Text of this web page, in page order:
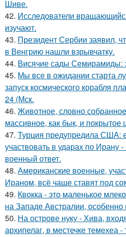
Шиве.
42. Исследователи
изучают.
43. Президент Сербии заявил,
в Венгрию нашли взрывчатку.
44. Висячие сады Семирамиды:
45. Мы все в ожидании старта
запуск космического корабля
24 (Мск.
46. Животное, словно
массивное, как бык, и покрытое
47. Турция предупредила США:
участвовать в ударах по Ирану
военный ответ.
48. Американские военные,
Ираном, всё чаще ставят под
49. Квокка - это маленькое
на Западе Австралии, особенно
50. На острове нуку - Хива,
архипелаг, в местечке темехеа